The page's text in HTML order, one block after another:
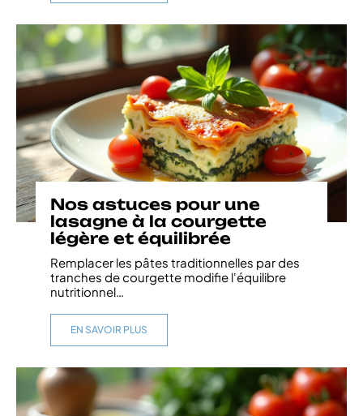
Nos astuces pour une
lasagne à la courgette
légère et équilibrée
Remplacer les pâtes traditionnelles par des
tranches de courgette modifie l'équilibre
nutritionnel…
EN SAVOIR PLUS